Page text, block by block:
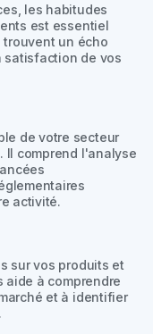
les habitudes
est essentiel
trouvent un écho
satisfaction de vos
de votre secteur
Il comprend l'analyse
activité.
sur vos produits et
aide à comprendre
et à identifier